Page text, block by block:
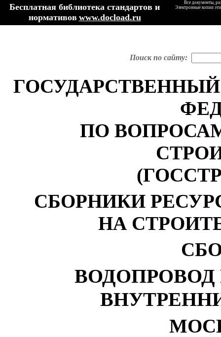
Бесплатная библиотека стандартов и
нормативов www.docload.ru
Все документы,
Электронные копии
Поиск по сайту:
ПО
СБОРНИКИ
НА
ВОДОПРОВОД